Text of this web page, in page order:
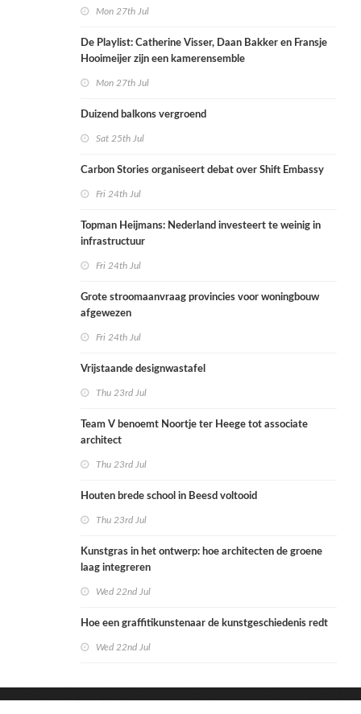
Mon 27th Jul
De Playlist: Catherine Visser, Daan Bakker en Fransje
Hooimeijer zijn een kamerensemble
Mon 27th Jul
Duizend balkons vergroend
Sat 25th Jul
Carbon Stories organiseert debat over Shift Embassy
Fri 24th Jul
Topman Heijmans: Nederland investeert te weinig in
infrastructuur
Fri 24th Jul
Grote stroomaanvraag provincies voor woningbouw
afgewezen
Fri 24th Jul
Vrijstaande designwastafel
Thu 23rd Jul
Team V benoemt Noortje ter Heege tot associate
architect
Thu 23rd Jul
Houten brede school in Beesd voltooid
Thu 23rd Jul
Kunstgras in het ontwerp: hoe architecten de groene
laag integreren
Wed 22nd Jul
Hoe een graffitikunstenaar de kunstgeschiedenis redt
Wed 22nd Jul